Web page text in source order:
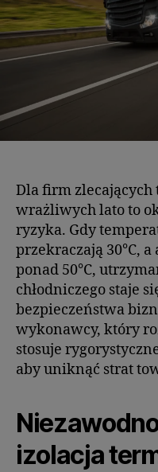
Dla firm
wrażliwych lato to
ryzyka. Gdy
przekraczają 30°C,
ponad 50°C,
chłodniczego staje
bezpieczeństwa
wykonawcy, który
stosuje
aby uniknąć strat
izolacja